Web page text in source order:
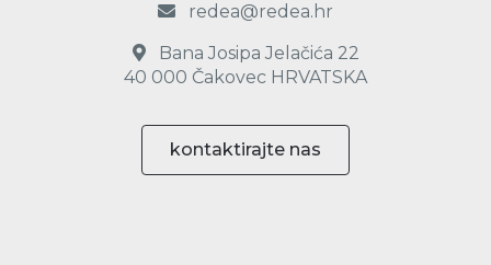
redea@redea.hr
Bana Josipa Jelačića 22
40 000 Čakovec HRVATSKA
kontaktirajte nas